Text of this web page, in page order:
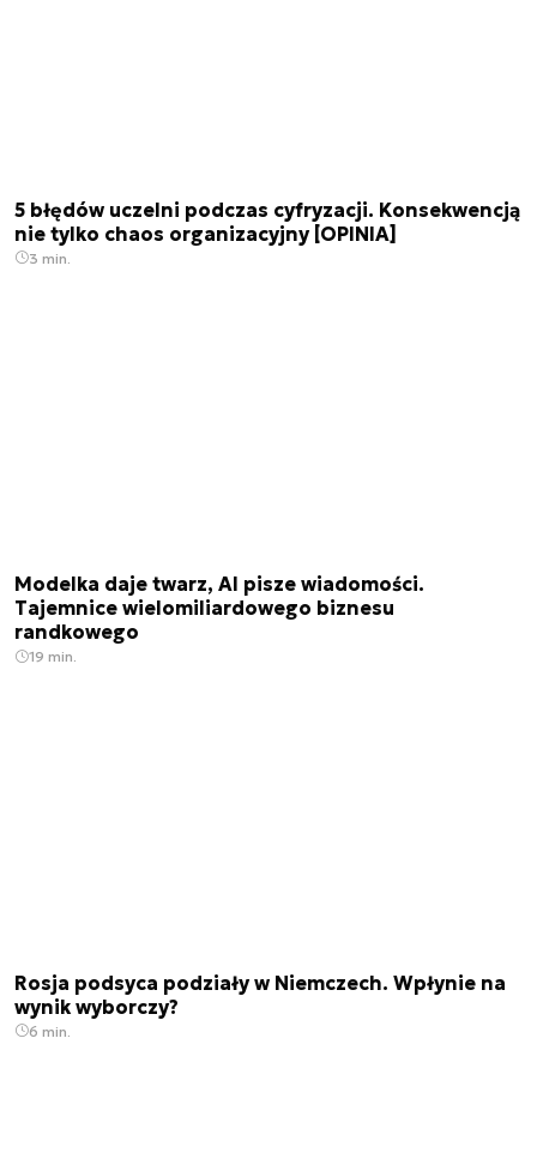
5 błędów uczelni podczas cyfryzacji. Konsekwencją
nie tylko chaos organizacyjny [OPINIA]
3 min.
Modelka daje twarz, AI pisze wiadomości.
Tajemnice wielomiliardowego biznesu
randkowego
19 min.
Rosja podsyca podziały w Niemczech. Wpłynie na
wynik wyborczy?
6 min.